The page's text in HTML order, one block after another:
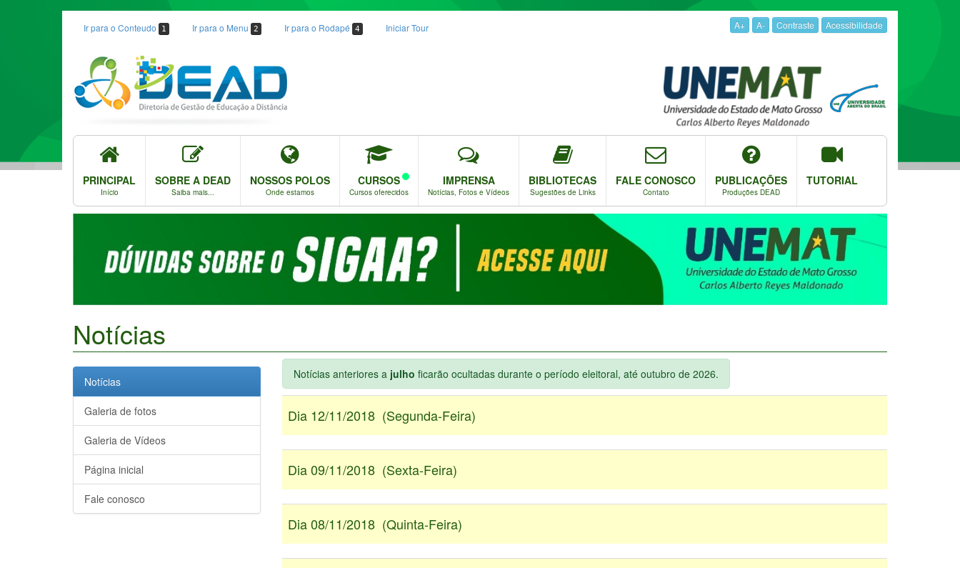
Ir para o Conteudo 1 Ir para o Menu 2 Ir para o Rodapé 4 Iniciar Tour A+ A- Contraste Acessibilidade
PRINCIPAL
Início
SOBRE A DEAD
Saiba mais...
NOSSOS POLOS
Onde estamos
CURSOS
Cursos oferecidos
IMPRENSA
Notícias, Fotos e Vídeos
BIBLIOTECAS
Sugestões de Links
FALE CONOSCO
Contato
PUBLICAÇÕES
Produções DEAD
TUTORIAL
Notícias
Notícias
Galeria de fotos
Galeria de Vídeos
Página inicial
Fale conosco
Notícias anteriores a julho ficarão ocultadas durante o período eleitoral, até outubro de 2026.
Dia 12/11/2018 (Segunda-Feira)
Dia 09/11/2018 (Sexta-Feira)
Dia 08/11/2018 (Quinta-Feira)